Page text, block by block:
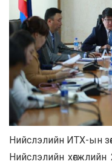
Нийслэлийн ИТХ-ын
Нийслэлийн хөгжлийн